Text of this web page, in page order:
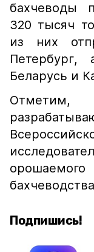
бахчеводы
320 тысяч
из них
Беларусь и
Подпишись!